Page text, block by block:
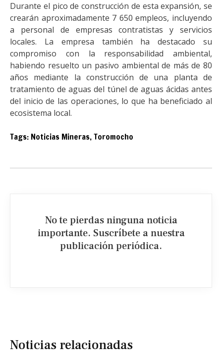
Durante el pico de construcción de esta expansión, se
crearán aproximadamente 7 650 empleos, incluyendo
a personal de empresas contratistas y servicios
locales. La empresa también ha destacado su
compromiso con la responsabilidad ambiental,
habiendo resuelto un pasivo ambiental de más de 80
años mediante la construcción de una planta de
tratamiento de aguas del túnel de aguas ácidas antes
del inicio de las operaciones, lo que ha beneficiado al
ecosistema local.
Tags: Noticias Mineras,Toromocho
No te pierdas ninguna noticia
importante. Suscríbete a nuestra
publicación periódica.​
Noticias relacionadas